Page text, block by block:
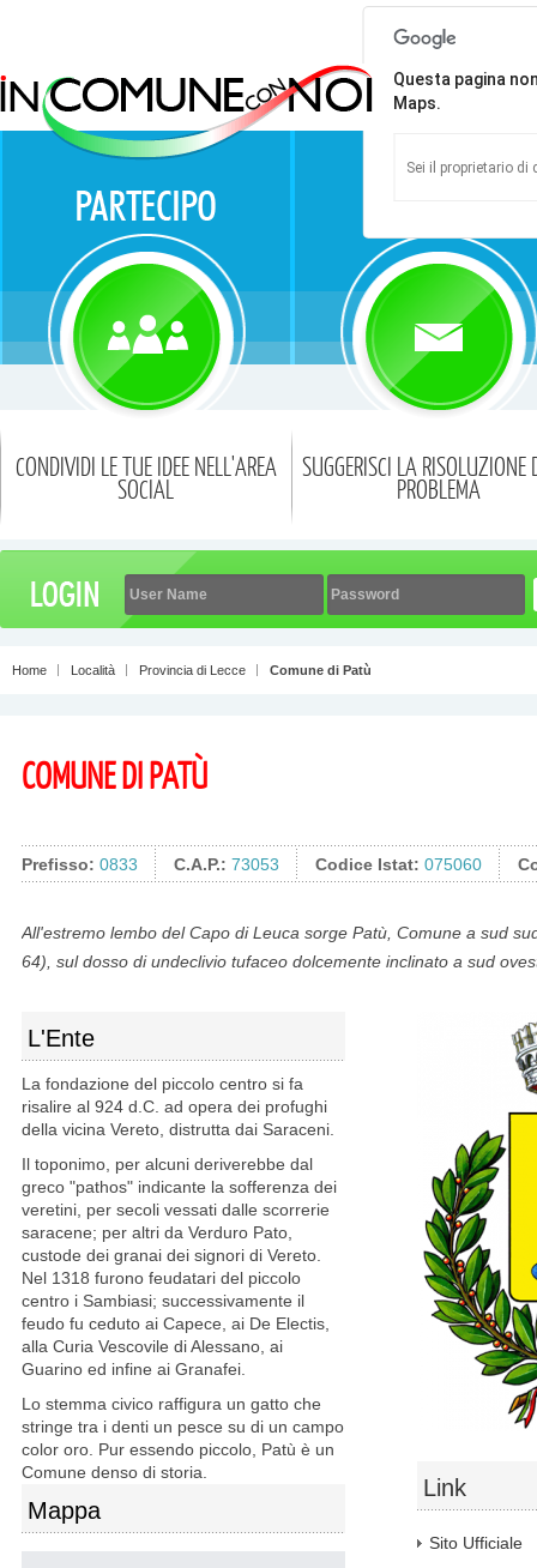
CONDIVIDI LE TUE IDEE NELL'AREA
SOCIAL
SUGGERISCI LA RISOLUZIONE
PROBLEMA
Home Località Provincia di Lecce Comune di Patù
COMUNE DI PATÙ
Prefisso: 0833 C.A.P.: 73053 Codice Istat: 075060
All'estremo lembo del Capo di Leuca sorge Patù, Comune a sud
64), sul dosso di undeclivio tufaceo dolcemente inclinato a sud
Link
Sito Ufficiale
L'Ente
La fondazione del piccolo centro si fa
risalire al 924 d.C. ad opera dei profughi
della vicina Vereto, distrutta dai Saraceni.
Il toponimo, per alcuni deriverebbe dal
greco "pathos" indicante la sofferenza dei
veretini, per secoli vessati dalle scorrerie
saracene; per altri da Verduro Pato,
custode dei granai dei signori di Vereto.
Nel 1318 furono feudatari del piccolo
centro i Sambiasi; successivamente il
feudo fu ceduto ai Capece, ai De Electis,
alla Curia Vescovile di Alessano, ai
Guarino ed infine ai Granafei.
Lo stemma civico raffigura un gatto che
stringe tra i denti un pesce su di un campo
color oro. Pur essendo piccolo, Patù è un
Comune denso di storia.
Mappa
Questa pagina
Maps.
Sei il proprietario di